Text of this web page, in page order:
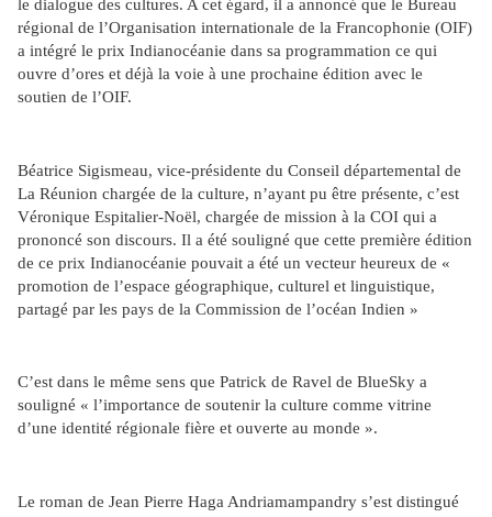
le dialogue des cultures. A cet égard, il a annoncé que le Bureau
régional de l’Organisation internationale de la Francophonie (OIF)
a intégré le prix Indianocéanie dans sa programmation ce qui
ouvre d’ores et déjà la voie à une prochaine édition avec le
soutien de l’OIF.
Béatrice Sigismeau, vice-présidente du Conseil départemental de
La Réunion chargée de la culture, n’ayant pu être présente, c’est
Véronique Espitalier-Noël, chargée de mission à la COI qui a
prononcé son discours. Il a été souligné que cette première édition
de ce prix Indianocéanie pouvait a été un vecteur heureux de «
promotion de l’espace géographique, culturel et linguistique,
partagé par les pays de la Commission de l’océan Indien »
C’est dans le même sens que Patrick de Ravel de BlueSky a
souligné « l’importance de soutenir la culture comme vitrine
d’une identité régionale fière et ouverte au monde ».
Le roman de Jean Pierre Haga Andriamampandry s’est distingué